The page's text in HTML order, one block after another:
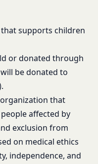
that supports children
or donated through
will be donated to
that
affected by
exclusion from
on medical ethics
independence, and
、苦情のお申し出
するお問い合わせ
ます。
す。
答にお時間をいただ
がございます。あら
お願い致します。
ドレスから受信でき
さい。
いて、お客さまの個
用しております。
承諾します。
続きを行わなかっ
て、当社は一切責任
管理）
本人が設定し、承
スワードの利
うものとします。
ードの第三者への
開示又は漏洩しては
ドの使用上の過失
に起因する損害につ